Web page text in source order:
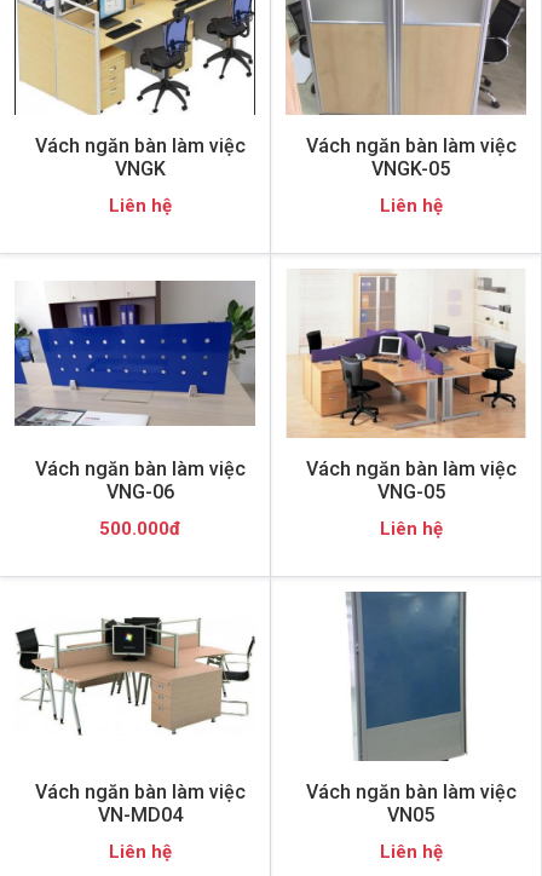
Vách ngăn bàn làm việc
VNGK
Liên hệ
Vách ngăn bàn làm việc
VNGK-05
Liên hệ
Vách ngăn bàn làm việc
VNG-06
500.000đ
Vách ngăn bàn làm việc
VNG-05
Liên hệ
Vách ngăn bàn làm việc
VN-MD04
Liên hệ
Vách ngăn bàn làm việc
VN05
Liên hệ